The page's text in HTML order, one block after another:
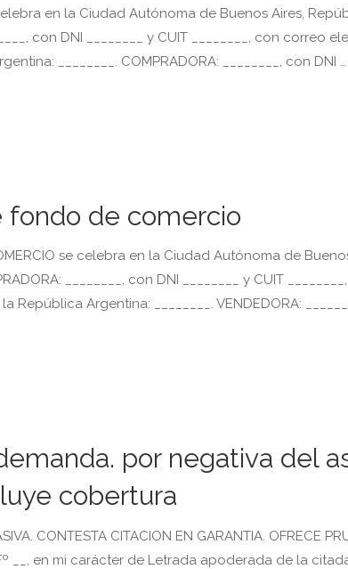
en la Ciudad Autónoma de Buenos Aires,
con DNI ________ y CUIT ________, con correo
________. COMPRADORA: ________, con DNI …
fondo de comercio
se celebra en la Ciudad Autónoma de
________, con DNI ________ y CUIT
Argentina: ________. VENDEDORA:
por negativa del
cobertura
CONTESTA CITACION EN GARANTIA. OFRECE
__, en mi carácter de Letrada apoderada de la